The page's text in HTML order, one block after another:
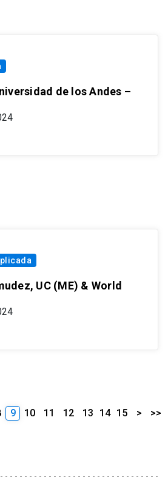
de los Andes –
UC (ME) & World
9 10 11 12 13 14 15 > >>